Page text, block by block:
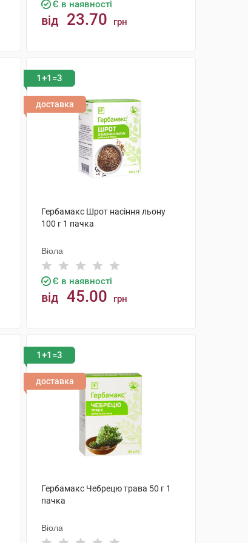
Є в наявності
від 23.70 грн
1+1=3
доставка
Гербамакс Шрот насіння льону
100 г 1 пачка
Віола
Є в наявності
від 45.00 грн
1+1=3
доставка
Гербамакс Чебрецю трава 50 г 1
пачка
Віола